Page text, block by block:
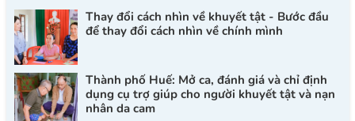
Thay đổi cách nhìn về khuyết tật - Bước đầu
để thay đổi cách nhìn về chính mình
Thành phố Huế: Mở ca, đánh giá và chỉ định
dụng cụ trợ giúp cho người khuyết tật và nạn
nhân da cam